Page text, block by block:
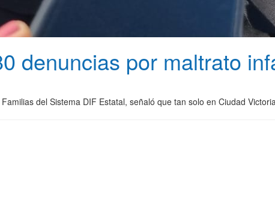
denuncias por maltrato
del Sistema DIF Estatal, señaló que tan solo en Ciudad